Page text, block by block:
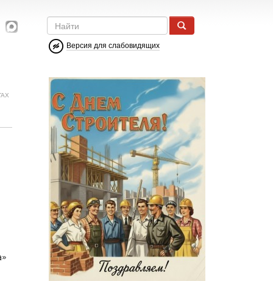
Версия для слабовидящих